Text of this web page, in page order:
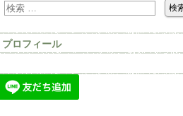
プロフィール